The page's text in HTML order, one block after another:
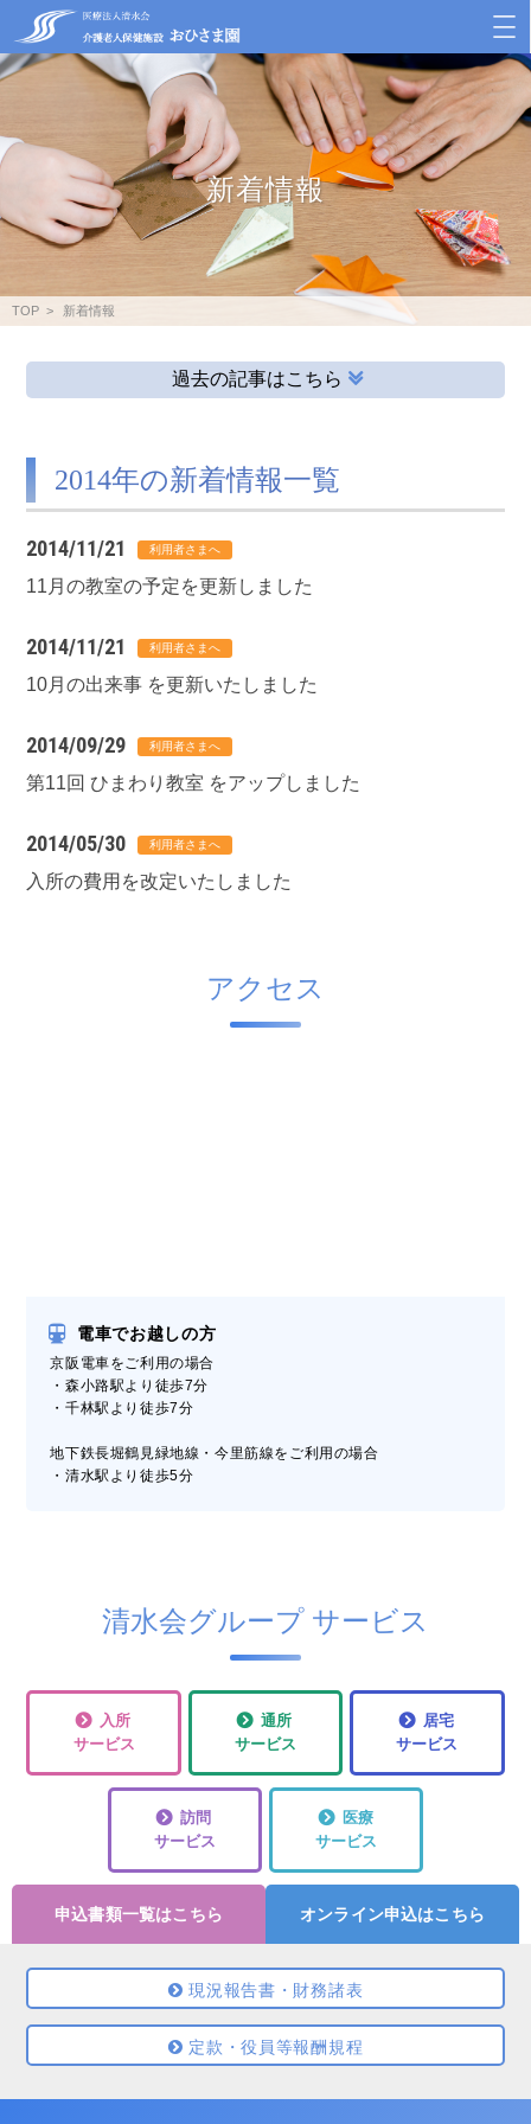
申込書類一覧はこちら オンライン申込はこちら
新着情報
TOP 新着情報
過去の記事はこちら
2014年の新着情報一覧
2014/11/21
11月の教室の予定を更新しました
2014/11/21
10月の出来事 を更新いたしました
2014/09/29
第11回 ひまわり教室 をアップしました
2014/05/30
入所の費用を改定いたしました
アクセス
電車でお越しの方
京阪電車をご利用の場合
・森小路駅より徒歩7分
・千林駅より徒歩7分
地下鉄長堀鶴見緑地線・今里筋線をご利用の場合
・清水駅より徒歩5分
清水会グループ サービス
入所
サービス
通所
サービス
居宅
サービス
訪問
サービス
医療
サービス
現況報告書・財務諸表
定款・役員等報酬規程